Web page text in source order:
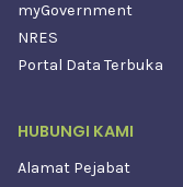
myGovernment
NRES
Portal Data Terbuka
HUBUNGI KAMI
Alamat Pejabat